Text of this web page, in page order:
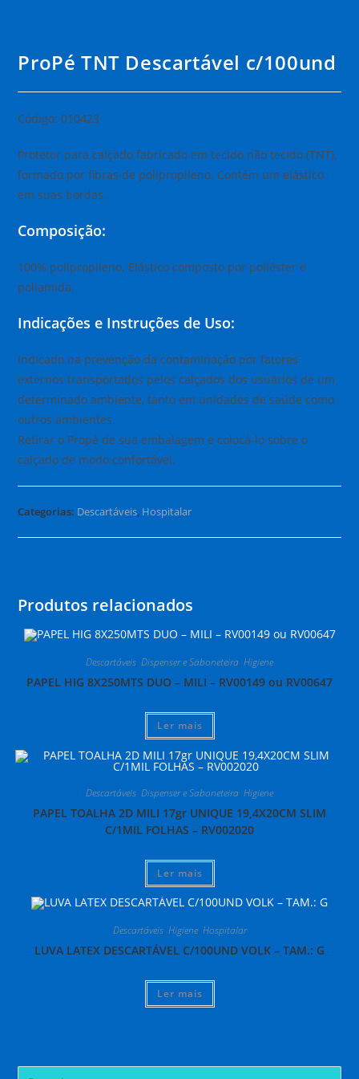
ProPé TNT Descartável c/100und
Código: 010423
Protetor para calçado fabricado em tecido não tecido (TNT),
formado por fibras de polipropileno. Contém um elástico
em suas bordas.
Composição:
100% polipropileno. Elástico composto por poliéster e
poliamida.
Indicações e Instruções de Uso:
Indicado na prevenção da contaminação por fatores
externos transportados pelos calçados dos usuários de um
determinado ambiente, tanto em unidades de saúde como
outros ambientes.
Retirar o Propé de sua embalagem e colocá-lo sobre o
calçado de modo confortável.
Categorias: Descartáveis, Hospitalar
Produtos relacionados
Descartáveis, Dispenser e Saboneteira, Higiene
PAPEL HIG 8X250MTS DUO – MILI – RV00149 ou RV00647
Ler mais
Descartáveis, Dispenser e Saboneteira, Higiene
PAPEL TOALHA 2D MILI 17gr UNIQUE 19,4X20CM SLIM
C/1MIL FOLHAS – RV002020
Ler mais
Descartáveis, Higiene, Hospitalar
LUVA LATEX DESCARTÁVEL C/100UND VOLK – TAM.: G
Ler mais